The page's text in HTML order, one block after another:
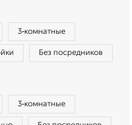
3‑комнатные
Без посредников
3‑комнатные